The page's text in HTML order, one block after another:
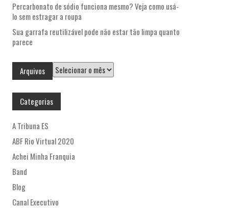
Percarbonato de sódio funciona mesmo? Veja como usá-
lo sem estragar a roupa
Sua garrafa reutilizável pode não estar tão limpa quanto
parece
Arquivos Arquivos
Categorias
A Tribuna ES
ABF Rio Virtual 2020
Achei Minha Franquia
Band
Blog
Canal Executivo